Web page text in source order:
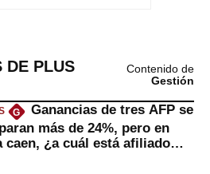
DE PLUS
Contenido de
Gestión
G
Ganancias de tres AFP se
más de 24%, pero en
caen, ¿a cuál está afiliado